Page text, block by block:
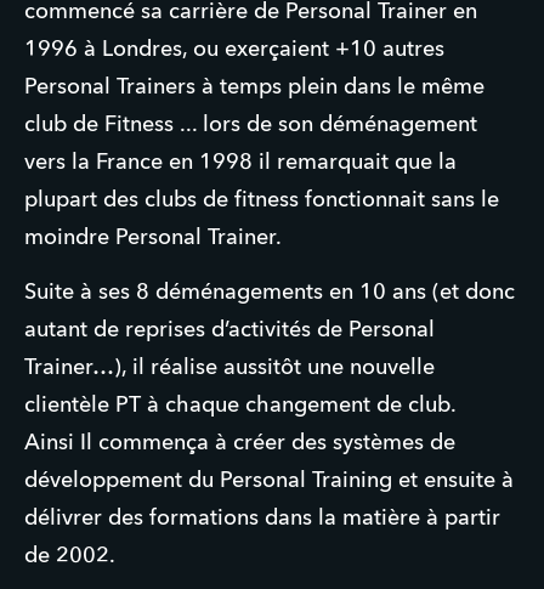
commencé sa carrière de Personal Trainer en
1996 à Londres, ou exerçaient +10 autres
Personal Trainers à temps plein dans le même
club de Fitness ... lors de son déménagement
vers la France en 1998 il remarquait que la
plupart des clubs de fitness fonctionnait sans le
moindre Personal Trainer.
Suite à ses 8 déménagements en 10 ans (et donc
autant de reprises d’activités de Personal
Trainer…), il réalise aussitôt une nouvelle
clientèle PT à chaque changement de club.
Ainsi Il commença à créer des systèmes de
développement du Personal Training et ensuite à
délivrer des formations dans la matière à partir
de 2002.